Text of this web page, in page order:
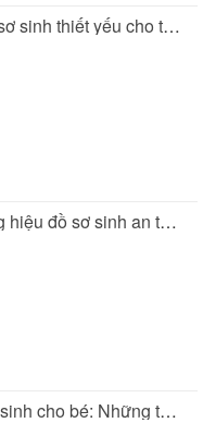
Những đồ sơ sinh thiết yếu cho trẻ sơ...
Các thương hiệu đồ sơ sinh an toàn cho...
Mua đồ sơ sinh cho bé: Những thương hiệu...